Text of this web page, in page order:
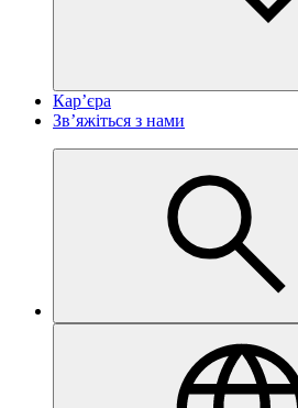
Кар’єра
Зв’яжіться з нами